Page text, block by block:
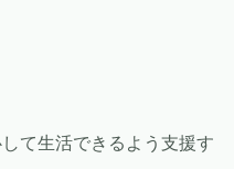
て生活できるよう支援す